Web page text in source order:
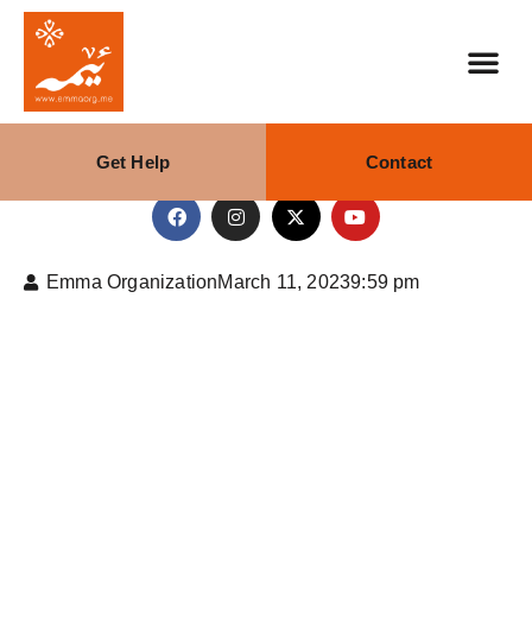
Get Help Contact
Emma OrganizationMarch 11, 20239:59 pm